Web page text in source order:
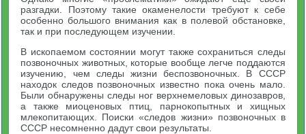
разгадки. Поэтому такие окаменелости требуют к себе
особенно большого внимания как в полевой обстановке,
так и при последующем изучении.
В ископаемом состоянии могут также сохраниться следы
позвоночных животных, которые вообще легче поддаются
изучению, чем следы жизни беспозвоночных. В СССР
находок следов позвоночных известно пока очень мало.
Были обнаружены следы ног верхнемеловых динозавров,
а также миоценовых птиц, парнокопытных и хищных
млекопитающих. Поиски «следов жизни» позвоночных в
СССР несомненно дадут свои результаты.